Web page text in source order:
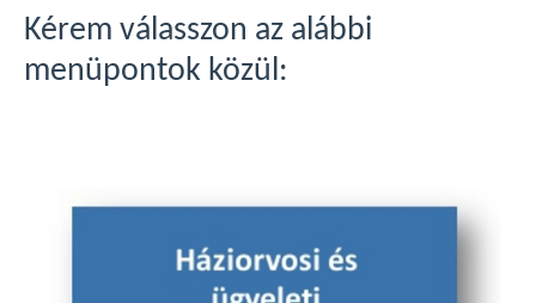
Kérem válasszon az alábbi
menüpontok közül: